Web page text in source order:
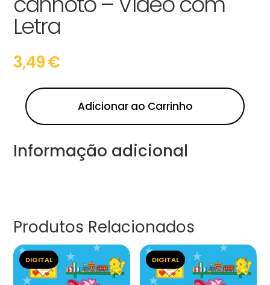
Letra
3,49€
Adicionar ao Carrinho
Informação adicional
Produtos Relacionados
DIGITAL DIGITAL